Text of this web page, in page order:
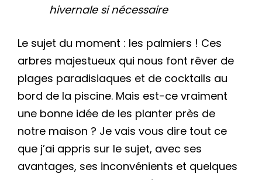
hivernale si nécessaire
Le sujet du moment : les palmiers ! Ces
arbres majestueux qui nous font rêver de
plages paradisiaques et de cocktails au
bord de la piscine. Mais est-ce vraiment
une bonne idée de les planter près de
notre maison ? Je vais vous dire tout ce
que j’ai appris sur le sujet, avec ses
avantages, ses inconvénients et quelques